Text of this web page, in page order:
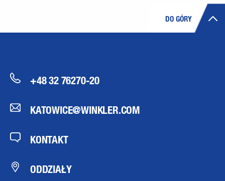
DO GÓRY
+48 32 76270-20
KATOWICE@WINKLER.COM
KONTAKT
ODDZIAŁY